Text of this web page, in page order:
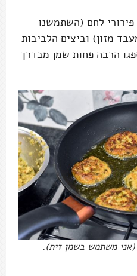
לחם (השתמשנו
מזון) וביצים הלביבות
הרבה פחות שמן מבדרך
(אני משתמש בשמן זית).